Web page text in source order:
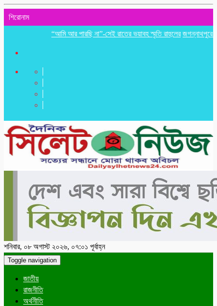
শিরোনাম
“আমি আর পারছি না”-সেই রাতের ভয়াবহ স্মৃতি রাহুলের জগন্নাথপুরে ইউপি
শনিবার, ০৮ অগাস্ট ২০২৬, ০৭:০১ পূর্বাহ্ন
Toggle navigation
জাতীয়
রাজনীতি
অর্থনীতি